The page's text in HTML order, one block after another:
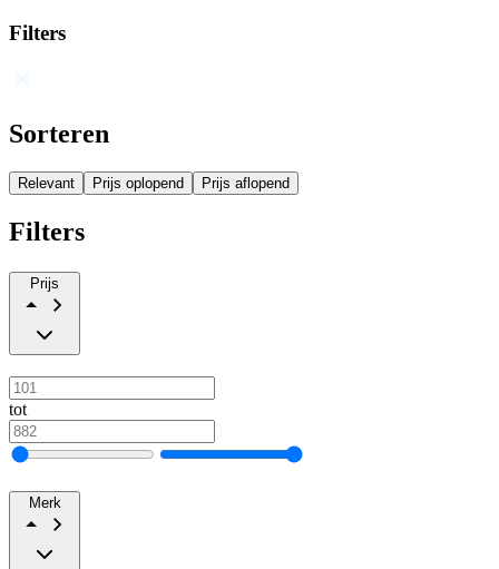
Filters
Sorteren
Relevant Prijs oplopend Prijs aflopend
Filters
Prijs
tot
Merk